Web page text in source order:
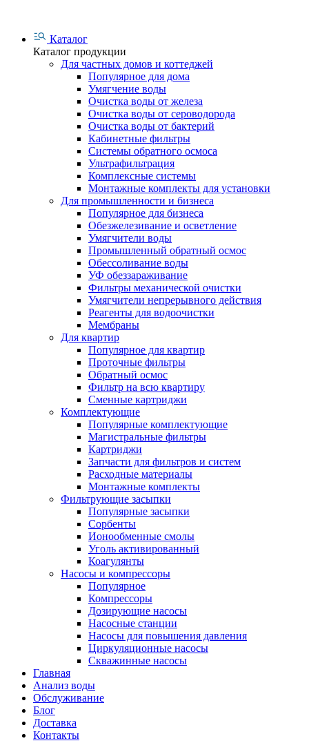
Каталог
Каталог продукции
Для частных домов и коттеджей
Популярное для дома
Умягчение воды
Очистка воды от железа
Очистка воды от сероводорода
Очистка воды от бактерий
Кабинетные фильтры
Системы обратного осмоса
Ультрафильтрация
Комплексные системы
Монтажные комплекты для установки
Для промышленности и бизнеса
Популярное для бизнеса
Обезжелезивание и осветление
Умягчители воды
Промышленный обратный осмос
Обессоливание воды
УФ обеззараживание
Фильтры механической очистки
Умягчители непрерывного действия
Реагенты для водоочистки
Мембраны
Для квартир
Популярное для квартир
Проточные фильтры
Обратный осмос
Фильтр на всю квартиру
Сменные картриджи
Комплектующие
Популярные комплектующие
Магистральные фильтры
Картриджи
Запчасти для фильтров и систем
Расходные материалы
Монтажные комплекты
Фильтрующие засыпки
Популярные засыпки
Сорбенты
Ионообменные смолы
Уголь активированный
Коагулянты
Насосы и компрессоры
Популярное
Компрессоры
Дозирующие насосы
Насосные станции
Насосы для повышения давления
Циркуляционные насосы
Скважинные насосы
Главная
Анализ воды
Обслуживание
Блог
Доставка
Контакты